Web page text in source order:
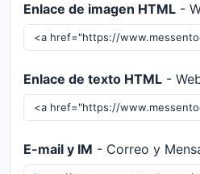
Enlace de imagen HTML -
Enlace de texto HTML -
E-mail y IM - Correo y